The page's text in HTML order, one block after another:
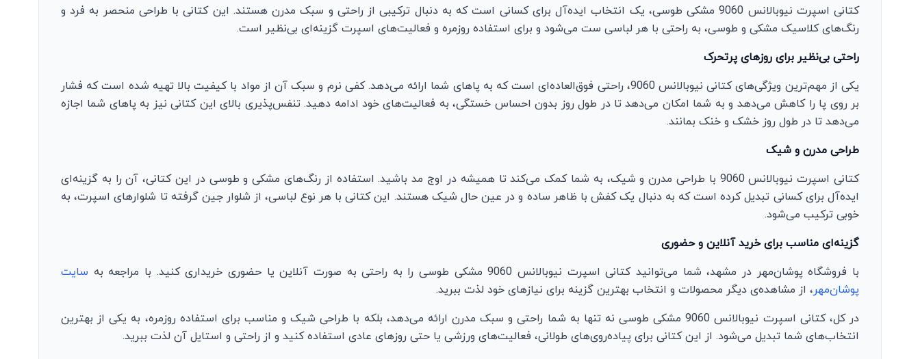
کتانی اسپرت نیوبالانس 9060 مشکی طوسی، یک انتخاب ایده‌آل برای کسانی است که به دنبال ترکیبی از راحتی و سبک مدرن هستند. این کتانی با طراحی منحصر به فرد و
رنگ‌های کلاسیک مشکی و طوسی، به راحتی با هر لباسی ست می‌شود و برای استفاده روزمره و فعالیت‌های اسپرت گزینه‌ای بی‌نظیر است.
راحتی بی‌نظیر برای روزهای پرتحرک
یکی از مهم‌ترین ویژگی‌های کتانی نیوبالانس 9060، راحتی فوق‌العاده‌ای است که به پاهای شما ارائه می‌دهد. کفی نرم و سبک آن از مواد با کیفیت بالا تهیه شده است که فشار
بر روی پا را کاهش می‌دهد و به شما امکان می‌دهد تا در طول روز بدون احساس خستگی، به فعالیت‌های خود ادامه دهید. تنفس‌پذیری بالای این کتانی نیز به پاهای شما اجازه
می‌دهد تا در طول روز خشک و خنک بمانند.
طراحی مدرن و شیک
کتانی اسپرت نیوبالانس 9060 با طراحی مدرن و شیک، به شما کمک می‌کند تا همیشه در اوج مد باشید. استفاده از رنگ‌های مشکی و طوسی در این کتانی، آن را به گزینه‌ای
ایده‌آل برای کسانی تبدیل کرده است که به دنبال یک کفش با ظاهر ساده و در عین حال شیک هستند. این کتانی با هر نوع لباسی، از شلوار جین گرفته تا شلوارهای اسپرت، به
خوبی ترکیب می‌شود.
گزینه‌ای مناسب برای خرید آنلاین و حضوری
با فروشگاه پوشان‌مهر در مشهد، شما می‌توانید کتانی اسپرت نیوبالانس 9060 مشکی طوسی را به راحتی به صورت آنلاین یا حضوری خریداری کنید. با مراجعه به
سایت
پوشان‌مهر، از مشاهده‌ی دیگر محصولات و انتخاب بهترین گزینه برای نیازهای خود لذت ببرید.
در کل، کتانی اسپرت نیوبالانس 9060 مشکی طوسی نه تنها به شما راحتی و سبک مدرن ارائه می‌دهد، بلکه با طراحی شیک و مناسب برای استفاده روزمره، به یکی از بهترین
انتخاب‌های شما تبدیل می‌شود. از این کتانی برای پیاده‌روی‌های طولانی، فعالیت‌های ورزشی یا حتی روزهای عادی استفاده کنید و از راحتی و استایل آن لذت ببرید.